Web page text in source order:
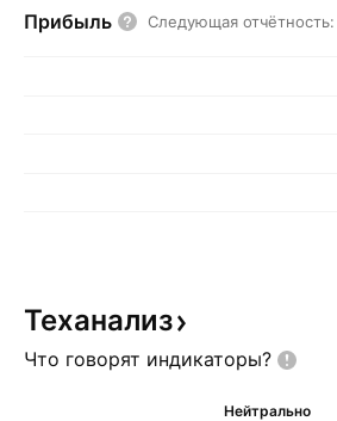
Прибыль Следующая отчётность:
Теханализ
Что говорят индикаторы?
Нейтрально